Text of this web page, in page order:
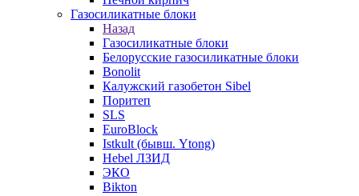
Газосиликатные блоки
Назад
Газосиликатные блоки
Белорусские газосиликатные блоки
Bonolit
Калужский газобетон Sibel
Поритеп
SLS
EuroBlock
Istkult (бывш. Ytong)
Hebel ЛЗИД
ЭКО
Bikton